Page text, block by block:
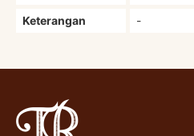
Keterangan -